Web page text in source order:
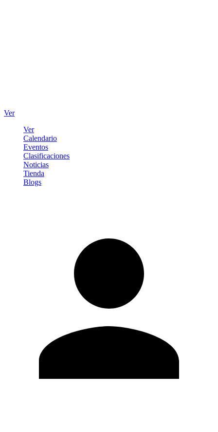
Ver
Ver
Calendario
Eventos
Clasificaciones
Noticias
Tienda
Blogs